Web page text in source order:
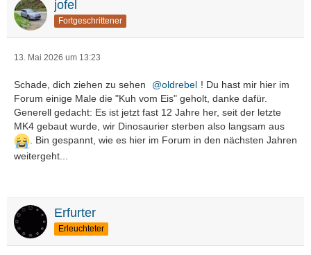
jofel
Fortgeschrittener
13. Mai 2026 um 13:23
Schade, dich ziehen zu sehen oldrebel ! Du hast mir hier im
Forum einige Male die "Kuh vom Eis" geholt, danke dafür.
Generell gedacht: Es ist jetzt fast 12 Jahre her, seit der letzte
MK4 gebaut wurde, wir Dinosaurier sterben also langsam aus
. Bin gespannt, wie es hier im Forum in den nächsten Jahren
weitergeht...
Erfurter
Erleuchteter